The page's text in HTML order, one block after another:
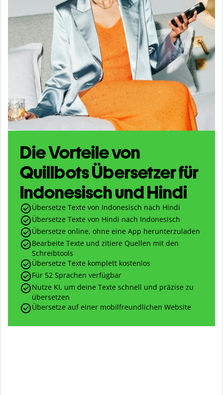
Die Vorteile von
Quillbots Übersetzer für
Indonesisch und Hindi
Übersetze Texte von Indonesisch nach Hindi
Übersetze Texte von Hindi nach Indonesisch
Übersetze online, ohne eine App herunterzuladen
Bearbeite Texte und zitiere Quellen mit den
Schreibtools
Übersetze Texte komplett kostenlos
Für 52 Sprachen verfügbar
Nutze KI, um deine Texte schnell und präzise zu
übersetzen
Übersetze auf einer mobilfreundlichen Website